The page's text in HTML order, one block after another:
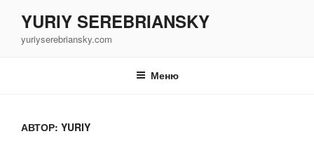
содержимому
YURIY SEREBRIANSKY
yuriyserebriansky.com
Меню
АВТОР: YURIY